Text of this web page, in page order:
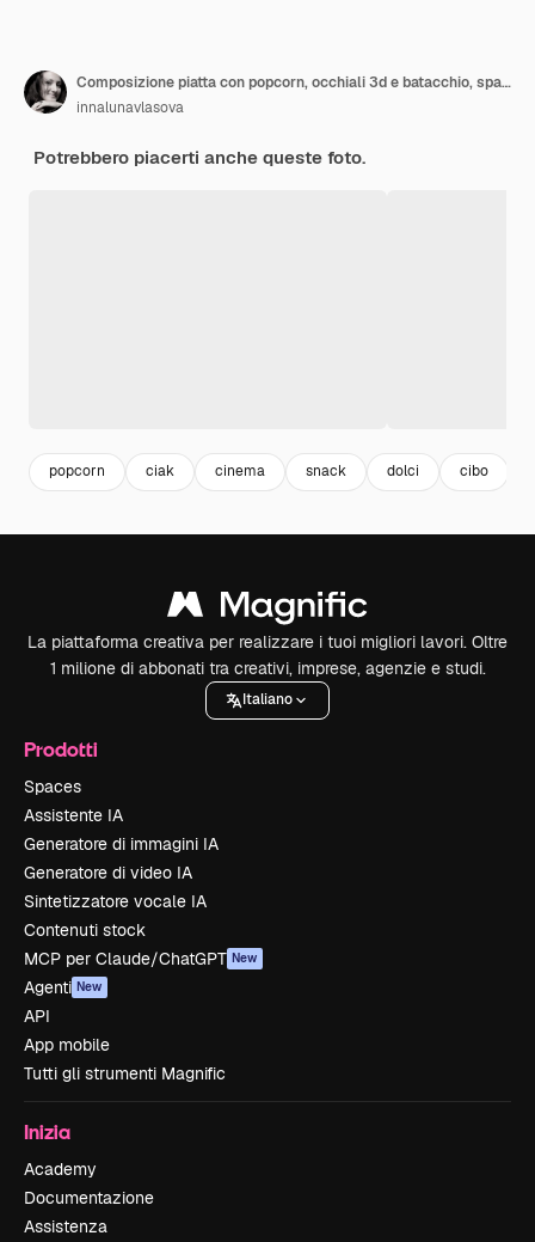
Composizione piatta con popcorn, occhiali 3d e batacchio, spazio per il testo sulla superficie del colore
innalunavlasova
Potrebbero piacerti anche queste foto.
popcorn ciak cinema snack dolci cibo
La piattaforma creativa per realizzare i tuoi migliori lavori. Oltre
1 milione di abbonati tra creativi, imprese, agenzie e studi.
Italiano
Prodotti
Spaces
Assistente IA
Generatore di immagini IA
Generatore di video IA
Sintetizzatore vocale IA
Contenuti stock
MCP per Claude/ChatGPT New
Agenti New
API
App mobile
Tutti gli strumenti Magnific
Inizia
Academy
Documentazione
Assistenza